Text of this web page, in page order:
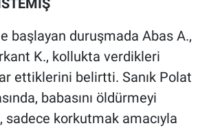
başlayan duruşmada Abas A.,
K., kollukta verdikleri
ettiklerini belirtti. Sanık Polat
babasını öldürmeyi
sadece korkutmak amacıyla